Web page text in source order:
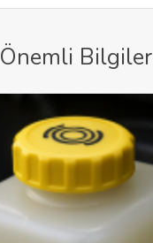
Önemli Bilgiler